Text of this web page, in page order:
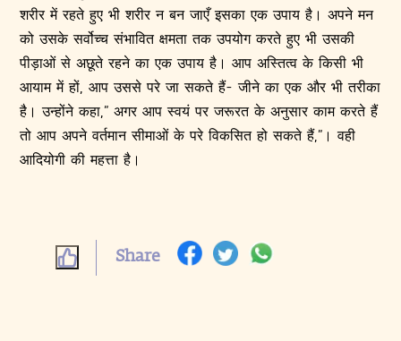
शरीर में रहते हुए भी शरीर न बन जाएँ इसका एक उपाय है। अपने मन
को उसके सर्वोच्च संभावित क्षमता तक उपयोग करते हुए भी उसकी
पीड़ाओं से अछूते रहने का एक उपाय है। आप अस्तित्व के किसी भी
आयाम में हों, आप उससे परे जा सकते हैं- जीने का एक और भी तरीका
है। उन्होंने कहा,” अगर आप स्वयं पर जरूरत के अनुसार काम करते हैं
तो आप अपने वर्तमान सीमाओं के परे विकसित हो सकते हैं,”। वही
आदियोगी की महत्ता है।
Share